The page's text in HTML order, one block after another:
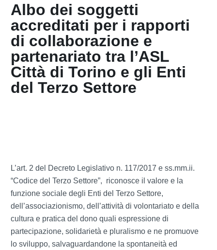
Albo dei soggetti
accreditati per i rapporti
di collaborazione e
partenariato tra l’ASL
Città di Torino e gli Enti
del Terzo Settore
L’art. 2 del Decreto Legislativo n. 117/2017 e ss.mm.ii.
“Codice del Terzo Settore”, riconosce il valore e la
funzione sociale degli Enti del Terzo Settore,
dell’associazionismo, dell’attività di volontariato e della
cultura e pratica del dono quali espressione di
partecipazione, solidarietà e pluralismo e ne promuove
lo sviluppo, salvaguardandone la spontaneità ed